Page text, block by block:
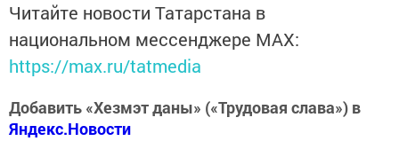
Читайте новости Татарстана в
национальном мессенджере MАХ:
https://max.ru/tatmedia
Добавить «Хезмэт даны» («Трудовая слава») в
Яндекс.Новости